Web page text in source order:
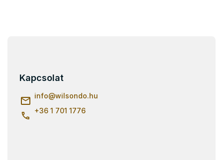
Kapcsolat
info@wilsondo.hu
+36 1 701 1776